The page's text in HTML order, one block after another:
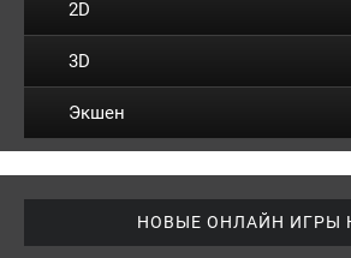
2D
3D
Экшен
НОВЫЕ ОНЛАЙН ИГРЫ